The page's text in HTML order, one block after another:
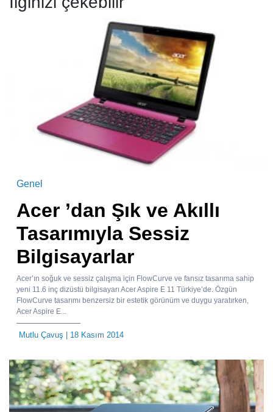
Genel
Acer ’dan Şık ve Akıllı
Tasarımıyla Sessiz
Bilgisayarlar
Acer’ın soğuk ve sessiz çalışma için FlowCurve ve fansız tasarıma sahip
yeni 11.6 inç dizüstü bilgisayarı Acer Aspire E 11 Türkiye’de. Özgün
FlowCurve tasarımı benzersiz bir estetik görünüm ve duygu yaratırken,
Acer Aspire E...
Mutlu Çavuş | 18 Kasım 2014